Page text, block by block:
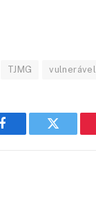
TJMG vulnerável
Facebook Twitter